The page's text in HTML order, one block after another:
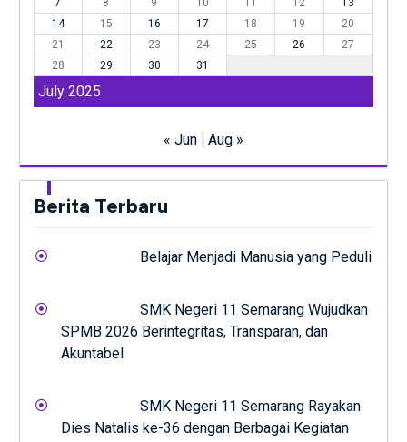
July 2025
7
8 9 10 11 12
13
14
15 16 17 18 19
20
21
22 23 24 25 26
27
28
29 30 31
« Jun Aug »
Berita Terbaru
Belajar Menjadi Manusia yang Peduli
SMK Negeri 11 Semarang Wujudkan
SPMB 2026 Berintegritas, Transparan, dan
Akuntabel
SMK Negeri 11 Semarang Rayakan
Dies Natalis ke-36 dengan Berbagai Kegiatan